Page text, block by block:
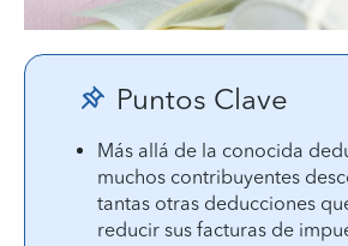
Puntos Clave
Más allá de la conocida
muchos contribuyentes
tantas otras deducciones
reducir sus facturas de